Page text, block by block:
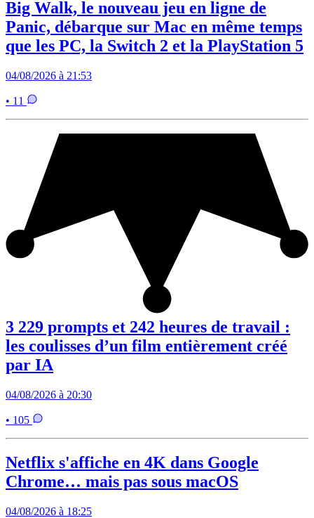
Big Walk, le nouveau jeu en ligne de
Panic, débarque sur Mac en même temps
que les PC, la Switch 2 et la PlayStation 5
04/08/2026 à 21:53
• 11
3 229 prompts et 242 heures de travail :
les coulisses d’un film entièrement créé
par IA
04/08/2026 à 20:30
• 105
Netflix s'affiche en 4K dans Google
Chrome… mais pas sous macOS
04/08/2026 à 18:25